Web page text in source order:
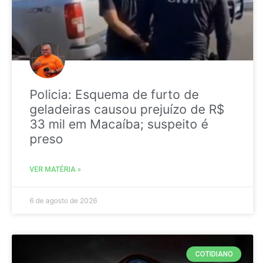
Policia: Esquema de furto de
geladeiras causou prejuízo de R$
33 mil em Macaíba; suspeito é
preso
VER MATÉRIA »
6 de agosto de 2026
COTIDIANO